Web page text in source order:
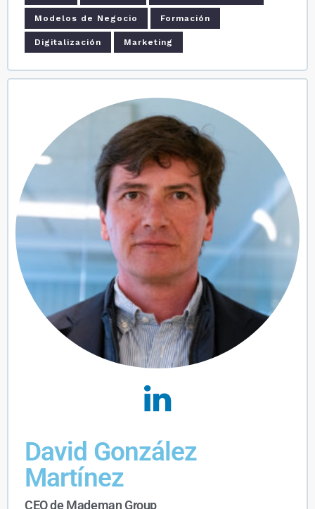
Modelos de Negocio Formación
Digitalización Marketing
David González
Martínez
CEO de Mademan Group